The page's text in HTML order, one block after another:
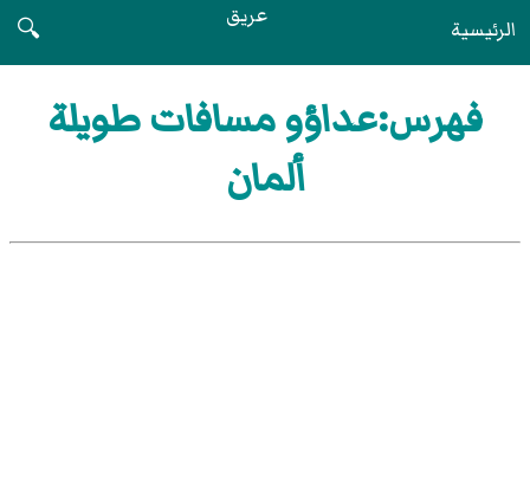
الرئيسية عريق
🔍
فهرس:عداؤو مسافات طويلة
ألمان